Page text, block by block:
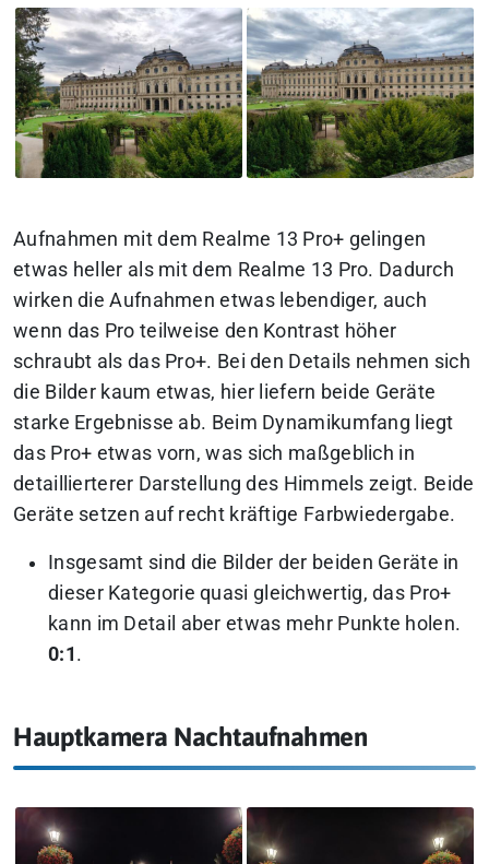
Aufnahmen mit dem Realme 13 Pro+ gelingen
etwas heller als mit dem Realme 13 Pro. Dadurch
wirken die Aufnahmen etwas lebendiger, auch
wenn das Pro teilweise den Kontrast höher
schraubt als das Pro+. Bei den Details nehmen sich
die Bilder kaum etwas, hier liefern beide Geräte
starke Ergebnisse ab. Beim Dynamikumfang liegt
das Pro+ etwas vorn, was sich maßgeblich in
detaillierterer Darstellung des Himmels zeigt. Beide
Geräte setzen auf recht kräftige Farbwiedergabe.
Insgesamt sind die Bilder der beiden Geräte in
dieser Kategorie quasi gleichwertig, das Pro+
kann im Detail aber etwas mehr Punkte holen.
0:1 .
Hauptkamera Nachtaufnahmen